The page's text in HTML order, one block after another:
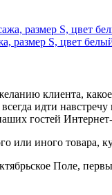
размер S, цвет
клиента,
идти
гостей
или иного
Поле,